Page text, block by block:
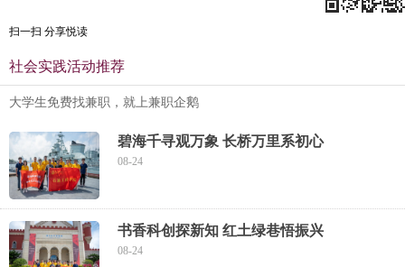
扫一扫 分享悦读
社会实践活动推荐
大学生免费找兼职，就上兼职企鹅
碧海千寻观万象 长桥万里系初心
08-24
书香科创探新知 红土绿巷悟振兴
08-24